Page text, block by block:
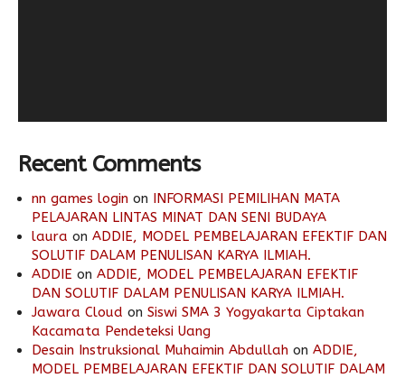
Recent Comments
nn games login on INFORMASI PEMILIHAN MATA
PELAJARAN LINTAS MINAT DAN SENI BUDAYA
laura on ADDIE, MODEL PEMBELAJARAN EFEKTIF DAN
SOLUTIF DALAM PENULISAN KARYA ILMIAH.
ADDIE on ADDIE, MODEL PEMBELAJARAN EFEKTIF
DAN SOLUTIF DALAM PENULISAN KARYA ILMIAH.
Jawara Cloud on Siswi SMA 3 Yogyakarta Ciptakan
Kacamata Pendeteksi Uang
Desain Instruksional Muhaimin Abdullah on ADDIE,
MODEL PEMBELAJARAN EFEKTIF DAN SOLUTIF DALAM